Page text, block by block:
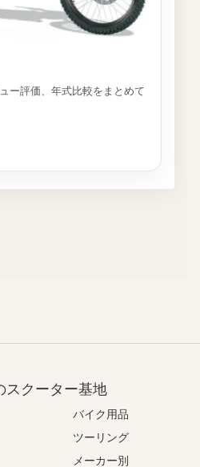
ー評価、年式比較をまとめて
スクーター基地
バイク用品
ツーリング
メーカー別